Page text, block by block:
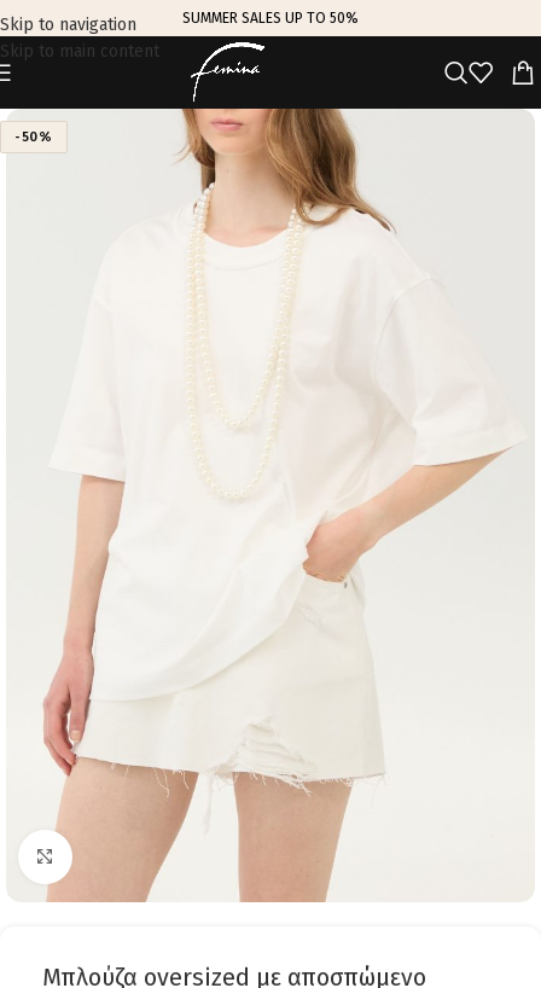
Skip to navigation
Skip to main content
SUMMER SALES UP TO 50%
-50%
Click to enlarge
Μπλούζα oversized με αποσπώμενο